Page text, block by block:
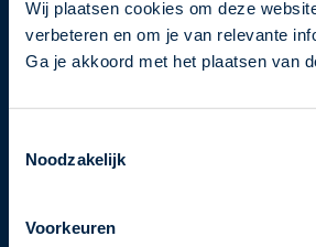
Wij plaatsen cookies om deze
verbeteren en om je van relevante
Ga je akkoord met het plaatsen van
Noodzakelijk
Voorkeuren
Direct naar
Ons verhaal
Bezuidenhoutseweg 12
T+31 70 349 03 49